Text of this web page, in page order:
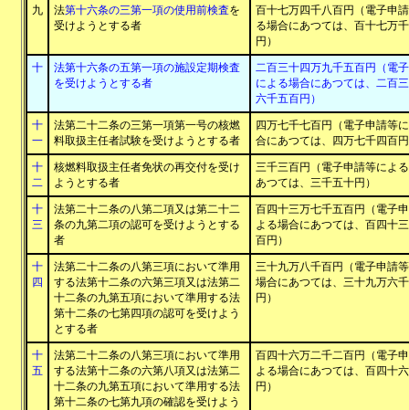
九 法第十六条の三第一項の使用前検査を
受けようとする者
百十七万四千八百円（電子申
る場合にあつては、百十七万
円）
十
法第十六条の五第一項の施設定期検査
を受けようとする者
二百三十四万九千五百円（電
による場合にあつては、二百
六千五百円）
十
一
法第二十二条の三第一項第一号の核燃
料取扱主任者試験を受けようとする者
四万七千七百円（電子申請等
合にあつては、四万七千四百
十
二
核燃料取扱主任者免状の再交付を受け
ようとする者
三千三百円（電子申請等によ
あつては、三千五十円）
十
三
法第二十二条の八第二項又は第二十二
条の九第二項の認可を受けようとする
者
百四十三万七千五百円（電子
よる場合にあつては、百四十
百円）
十
四
法第二十二条の八第三項において準用
する法第十二条の六第三項又は法第二
十二条の九第五項において準用する法
第十二条の七第四項の認可を受けよう
とする者
三十九万八千百円（電子申請
場合にあつては、三十九万六
円）
十
五
法第二十二条の八第三項において準用
する法第十二条の六第八項又は法第二
十二条の九第五項において準用する法
第十二条の七第九項の確認を受けよう
百四十六万二千二百円（電子
よる場合にあつては、百四十
円）